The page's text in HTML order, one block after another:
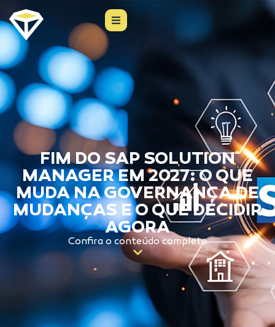
FIM DO SAP SOLUTION
MANAGER EM 2027: O QUE
MUDA NA GOVERNANÇA DE
MUDANÇAS E O QUE DECIDIR
AGORA
Confira o conteúdo completo